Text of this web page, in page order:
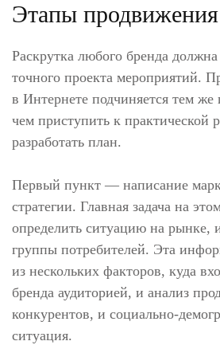
Этапы
Раскрутка любого бренда должна
точного проекта мероприятий.
в Интернете подчиняется тем
чем приступить к практической
разработать план.
Первый пункт — написание
стратегии. Главная задача на
определить ситуацию на рынке,
группы потребителей. Эта
из нескольких факторов, куда
бренда аудиторией, и анализ
конкурентов, и социально-
ситуация.